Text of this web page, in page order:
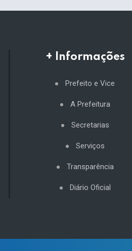
+ Informações
Prefeito e Vice
A Prefeitura
Secretarias
Serviços
Transparência
Diário Oficial